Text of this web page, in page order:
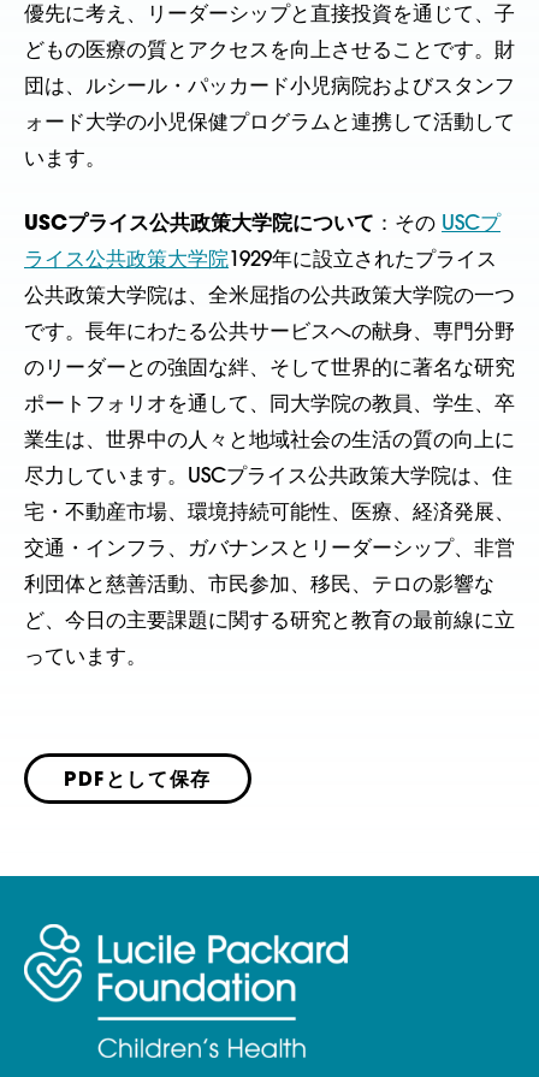
優先に考え、リーダーシップと直接投資を通じて、子
どもの医療の質とアクセスを向上させることです。財
団は、ルシール・パッカード小児病院およびスタンフ
ォード大学の小児保健プログラムと連携して活動して
います。
USCプライス公共政策大学院について ：その USCプ
ライス公共政策大学院 1929年に設立されたプライス
公共政策大学院は、全米屈指の公共政策大学院の一つ
です。長年にわたる公共サービスへの献身、専門分野
のリーダーとの強固な絆、そして世界的に著名な研究
ポートフォリオを通して、同大学院の教員、学生、卒
業生は、世界中の人々と地域社会の生活の質の向上に
尽力しています。USCプライス公共政策大学院は、住
宅・不動産市場、環境持続可能性、医療、経済発展、
交通・インフラ、ガバナンスとリーダーシップ、非営
利団体と慈善活動、市民参加、移民、テロの影響な
ど、今日の主要課題に関する研究と教育の最前線に立
っています。
PDFとして保存